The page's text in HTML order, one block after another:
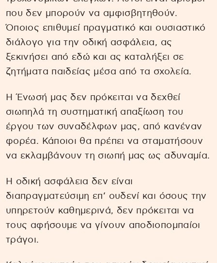
που δεν μπορούν να αμφισβητηθούν.
Όποιος επιθυμεί πραγματικό και ουσιαστικό
διάλογο για την οδική ασφάλεια, ας
ξεκινήσει από εδώ και ας καταλήξει σε
ζητήματα παιδείας μέσα από τα σχολεία.
Η Ένωσή μας δεν πρόκειται να δεχθεί
σιωπηλά τη συστηματική απαξίωση του
έργου των συναδέλφων μας, από κανέναν
φορέα. Κάποιοι θα πρέπει να σταματήσουν
να εκλαμβάνουν τη σιωπή μας ως αδυναμία.
Η οδική ασφάλεια δεν είναι
διαπραγματεύσιμη επ’ ουδενί και όσους την
υπηρετούν καθημερινά, δεν πρόκειται να
τους αφήσουμε να γίνουν αποδιοπομπαίοι
τράγοι.